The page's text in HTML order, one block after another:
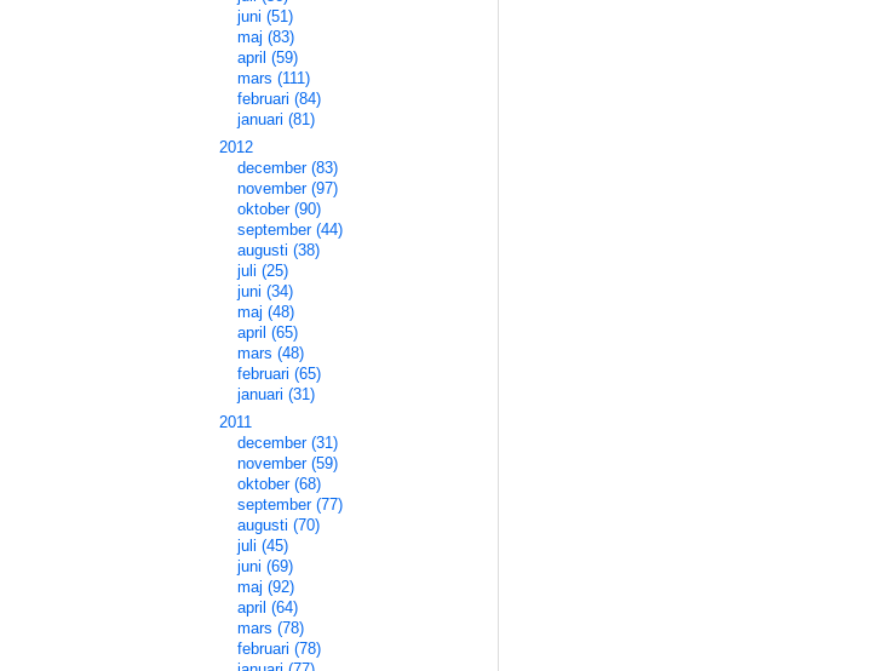
juni (51)
maj (83)
april (59)
mars (111)
februari (84)
januari (81)
2012
december (83)
november (97)
oktober (90)
september (44)
augusti (38)
juli (25)
juni (34)
maj (48)
april (65)
mars (48)
februari (65)
januari (31)
2011
december (31)
november (59)
oktober (68)
september (77)
augusti (70)
juli (45)
juni (69)
maj (92)
april (64)
mars (78)
februari (78)